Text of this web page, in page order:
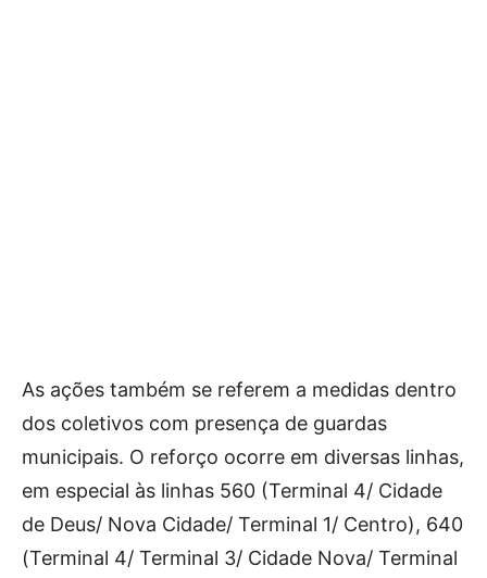
As ações também se referem a medidas dentro
dos coletivos com presença de guardas
municipais. O reforço ocorre em diversas linhas,
em especial às linhas 560 (Terminal 4/ Cidade
de Deus/ Nova Cidade/ Terminal 1/ Centro), 640
(Terminal 4/ Terminal 3/ Cidade Nova/ Terminal